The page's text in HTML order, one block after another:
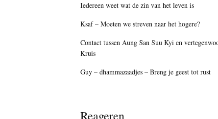
Iedereen weet wat de zin van het leven is
Ksaf – Moeten we streven naar het hogere?
Contact tussen Aung San Suu Kyi en
Kruis
Guy – dhammazaadjes – Breng je geest tot rust
Reageren